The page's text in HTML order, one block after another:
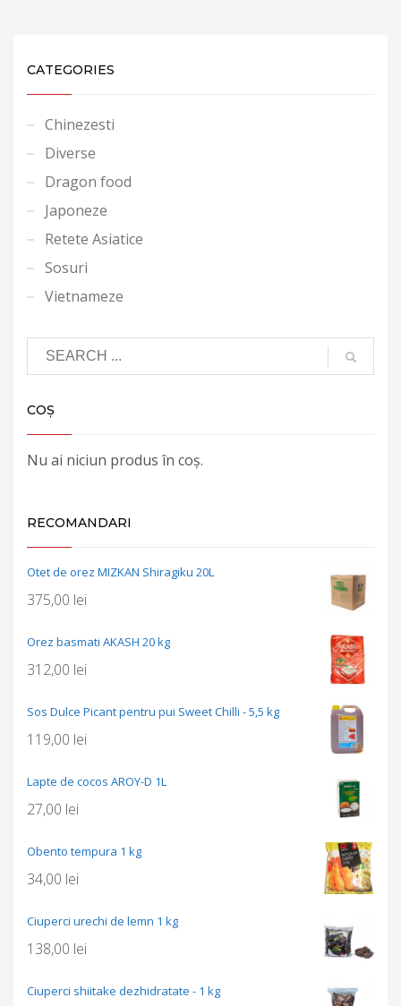
CATEGORIES
Chinezesti
Diverse
Dragon food
Japoneze
Retete Asiatice
Sosuri
Vietnameze
COȘ
Nu ai niciun produs în coș.
RECOMANDARI
Otet de orez MIZKAN Shiragiku 20L
375,00 lei
Orez basmati AKASH 20 kg
312,00 lei
Sos Dulce Picant pentru pui Sweet Chilli - 5,5 kg
119,00 lei
Lapte de cocos AROY-D 1L
27,00 lei
Obento tempura 1 kg
34,00 lei
Ciuperci urechi de lemn 1 kg
138,00 lei
Ciuperci shiitake dezhidratate - 1 kg